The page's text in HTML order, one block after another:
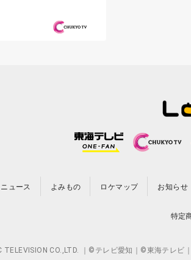
ニュース よみもの ロケマップ お知らせ
特定
CO.,LTD. ｜©テレビ愛知｜©東海テレ